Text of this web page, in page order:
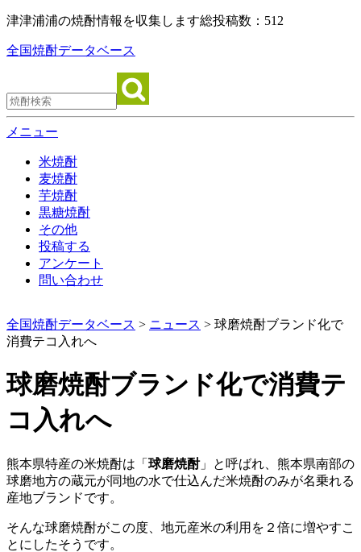
津津浦浦の焼酎情報を収集します総投稿数：512
全国焼酎データベース
メニュー
米焼酎
麦焼酎
芋焼酎
黒糖焼酎
その他
投稿する
アンケート
問い合わせ
全国焼酎データベース > ニュース > 球磨焼酎ブランド化で
消費テコ入れへ
球磨焼酎ブランド化で消費テ
コ入れへ
熊本県特産の米焼酎は「 球磨焼酎」と呼ばれ、熊本県南部の
球磨地方の蔵元が同地の水で仕込んだ米焼酎のみが名乗れる
産地ブランドです。
そんな球磨焼酎がこの度、地元産米の利用を２倍に増やすこ
とにしたそうです。